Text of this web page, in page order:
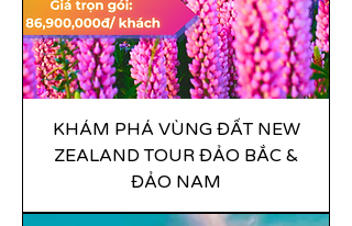
KHÁM PHÁ VÙNG ĐẤT NEW
ZEALAND TOUR ĐẢO BẮC &
ĐẢO NAM